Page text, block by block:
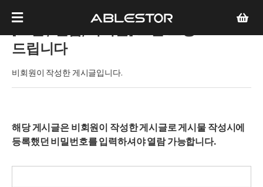
드립니다
비회원이 작성한 게시글입니다.
해당 게시글은 비회원이 작성한 게시글로 게시물 작성시에
등록했던 비밀번호를 입력하셔야 열람 가능합니다.